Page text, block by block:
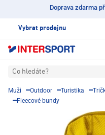
Doprava zdarma
Vybrat prodejnu
Co hledáte?
Muži Outdoor Turistika
Fleecové bundy